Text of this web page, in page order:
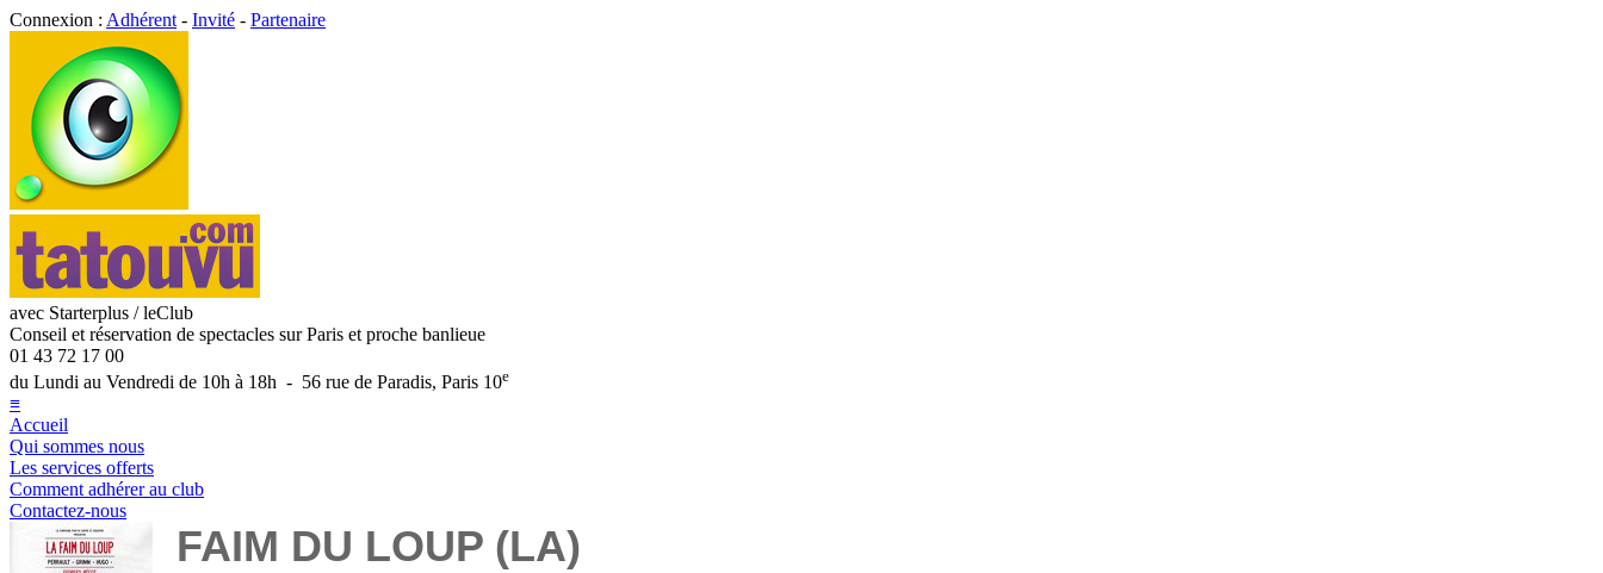
Connexion : Adhérent - Invité - Partenaire
avec Starterplus / leClub
Conseil et réservation de spectacles sur Paris et proche banlieue
01 43 72 17 00
du Lundi au Vendredi de 10h à 18h - 56 rue de Paradis, Paris 10e
≡
Accueil
Qui sommes nous
Les services offerts
Comment adhérer au club
Contactez-nous
FAIM DU LOUP (LA)